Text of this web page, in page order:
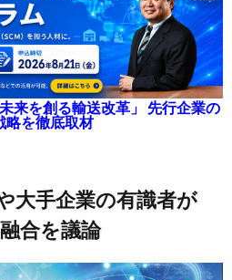
来を創る輸送改革」 先行企業の
略を徹底取材
合を議論